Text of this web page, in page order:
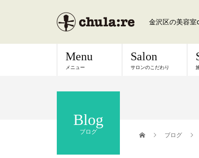
金沢区の美容室
Menu
メニュー
Salon
サロンのこだわり
Blog
ブログ ブログ